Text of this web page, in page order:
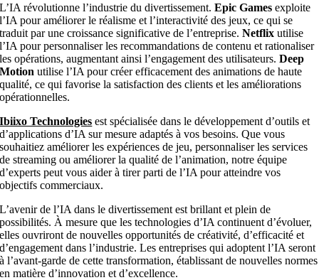
L’IA révolutionne l’industrie du divertissement.Epic Games exploite
l’IA pour améliorer le réalisme et l’interactivité des jeux, ce qui se
traduit par une croissance significative de l’entreprise.Netflix utilise
l’IA pour personnaliser les recommandations de contenu et rationaliser
les opérations, augmentant ainsi l’engagement des utilisateurs.Deep
Motion utilise l’IA pour créer efficacement des animations de haute
qualité, ce qui favorise la satisfaction des clients et les améliorations
opérationnelles.
Ibiixo Technologies est spécialisée dans le développement d’outils et
d’applications d’IA sur mesure adaptés à vos besoins. Que vous
souhaitiez améliorer les expériences de jeu, personnaliser les services
de streaming ou améliorer la qualité de l’animation, notre équipe
d’experts peut vous aider à tirer parti de l’IA pour atteindre vos
objectifs commerciaux.
L’avenir de l’IA dans le divertissement est brillant et plein de
possibilités. À mesure que les technologies d’IA continuent d’évoluer,
elles ouvriront de nouvelles opportunités de créativité, d’efficacité et
d’engagement dans l’industrie. Les entreprises qui adoptent l’IA seront
à l’avant-garde de cette transformation, établissant de nouvelles normes
en matière d’innovation et d’excellence.